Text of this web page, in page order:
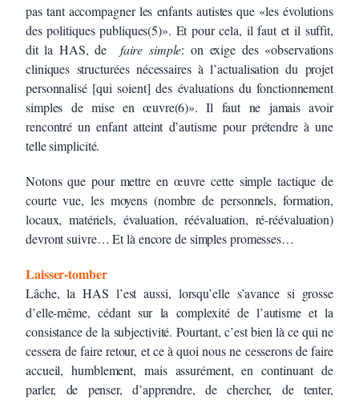
pas tant accompagner les enfants autistes que «les évolutions
des politiques publiques(5)». Et pour cela, il faut et il suffit,
dit la HAS, de faire simple: on exige des «observations
cliniques structurées nécessaires à l’actualisation du projet
personnalisé [qui soient] des évaluations du fonctionnement
simples de mise en œuvre(6)». Il faut ne jamais avoir
rencontré un enfant atteint d’autisme pour prétendre à une
telle simplicité.
Notons que pour mettre en œuvre cette simple tactique de
courte vue, les moyens (nombre de personnels, formation,
locaux, matériels, évaluation, réévaluation, ré-réévaluation)
devront suivre… Et là encore de simples promesses…
Laisser-tomber
Lâche, la HAS l’est aussi, lorsqu’elle s’avance si grosse
d’elle-même, cédant sur la complexité de l’autisme et la
consistance de la subjectivité. Pourtant, c’est bien là ce qui ne
cessera de faire retour, et ce à quoi nous ne cesserons de faire
accueil, humblement, mais assurément, en continuant de
parler, de penser, d’apprendre, de chercher, de tenter,